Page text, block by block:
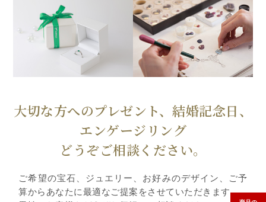
大切な方へのプレゼント、結婚記念日、
エンゲージリング
どうぞご相談ください。
ご希望の宝石、ジュエリー、お好みのデザイン、ご予
算からあなたに最適なご提案をさせていただきます。